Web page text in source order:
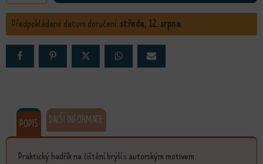
Předpokládané datum doručení:středa, 12. srpna
POPIS DALŠÍ INFORMACE
Praktický hadřík na čištění brýlí s autorským motivem.